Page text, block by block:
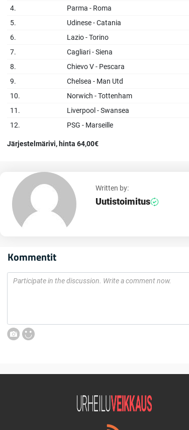
4.
Parma - Roma
5.
Udinese - Catania
6.
Lazio - Torino
7.
Cagliari - Siena
8.
Chievo V - Pescara
9.
Chelsea - Man Utd
10.
Norwich - Tottenham
11.
Liverpool - Swansea
12.
PSG - Marseille
Järjestelmärivi, hinta 64,00€
Written by:
Uutistoimitus
Kommentit